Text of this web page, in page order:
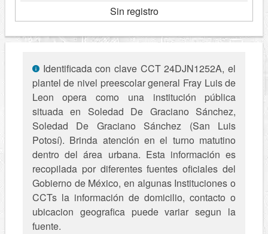
Sin registro
Identificada con clave CCT 24DJN1252A, el
plantel de nivel preescolar general Fray Luis de
Leon opera como una institución pública
situada en Soledad De Graciano Sánchez,
Soledad De Graciano Sánchez (San Luis
Potosí). Brinda atención en el turno matutino
dentro del área urbana. Esta información es
recopilada por diferentes fuentes oficiales del
Gobierno de México, en algunas Instituciones o
CCTs la información de domicilio, contacto o
ubicacion geografica puede variar segun la
fuente.